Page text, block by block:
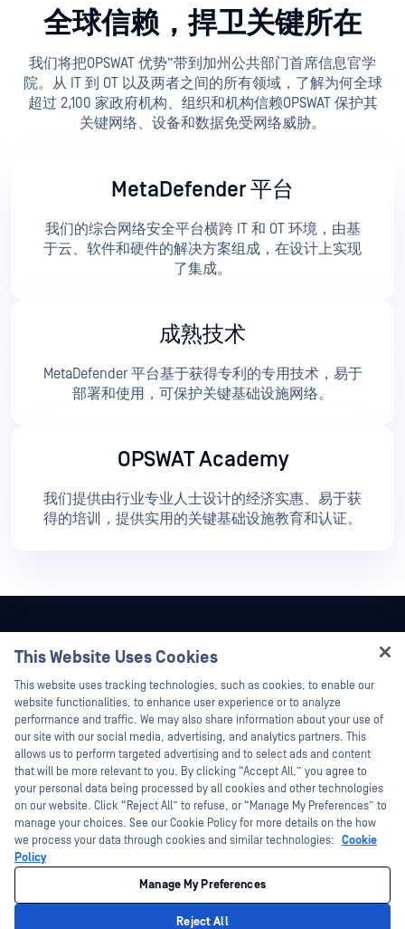
全球信赖，捍卫关键所在
我们将把OPSWAT 优势”带到加州公共部门首席信息官学
院。从 IT 到 OT 以及两者之间的所有领域，了解为何全球
超过 2,100 家政府机构、组织和机构信赖OPSWAT 保护其
关键网络、设备和数据免受网络威胁。
MetaDefender 平台
我们的综合网络安全平台横跨 IT 和 OT 环境，由基
于云、软件和硬件的解决方案组成，在设计上实现
了集成。
成熟技术
MetaDefender 平台基于获得专利的专用技术，易于
部署和使用，可保护关键基础设施网络。
OPSWAT Academy
我们提供由行业专业人士设计的经济实惠、易于获
得的培训，提供实用的关键基础设施教育和认证。
©2026OPSWAT . 保留所有权利。OPSWAT、MetaDefender、Metascan、
MetaAccess、OPSWAT 、"不信任文件，不信任设备"、"OPSWAT "、"保护全球关
键基础设施"、"Deep CDR™技术"、"InQuest"、"InQuest标
识"、"DFI"、"RetroHunt"、"深度文件检测"及"加入追踪"OPSWAT 的商标。第三方
商标归其各自所有者所有。
您在加利福尼亚州的隐私选择
This Website Uses Cookies
This website uses tracking technologies, such as cookies, to enable our
website functionalities, to enhance user experience or to analyze
performance and traffic. We may also share information about your use of
our site with our social media, advertising, and analytics partners. This
allows us to perform targeted advertising and to select ads and content
that will be more relevant to you. By clicking “Accept All,” you agree to
your personal data being processed by all cookies and other technologies
on our website. Click “Reject All” to refuse, or “Manage My Preferences” to
manage your choices. See our Cookie Policy for more details on the how
we process your data through cookies and similar technologies: Cookie
Policy
Manage My Preferences
Reject All
Hey there!
I'm Ozzy, your OPSWAT virtual assistant.
How can I help you secure what's critical
today?